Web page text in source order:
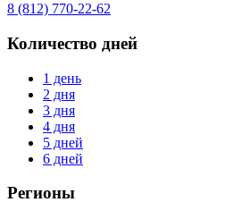
8 (812) 770-22-62
Количество дней
1 день
2 дня
3 дня
4 дня
5 дней
6 дней
Регионы